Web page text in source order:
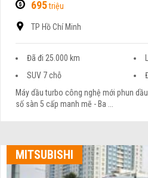
695triệu
TP Hồ Chí Minh
Đã đi 25.000 km
SUV 7 chỗ
Máy dầu turbo công nghệ mới phun
số sàn 5 cấp manh mẽ - Ba ...
MITSUBISHI